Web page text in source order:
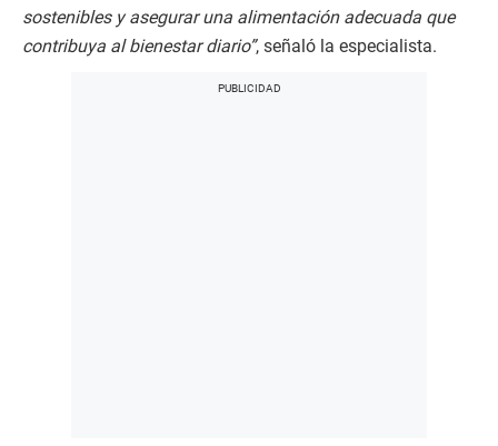
sostenibles y asegurar una alimentación adecuada que
contribuya al bienestar diario”, señaló la especialista.